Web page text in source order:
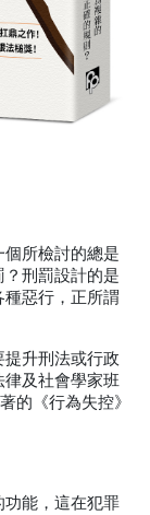
所檢討的總是
刑罰設計的是
惡行，正所謂
升刑法或行政
及社會學家班
的《行為失控》
功能，這在犯罪